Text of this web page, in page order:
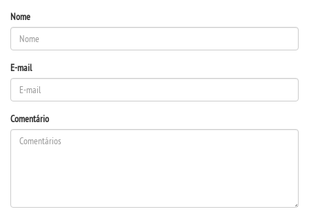
Nome
E-mail
Comentário